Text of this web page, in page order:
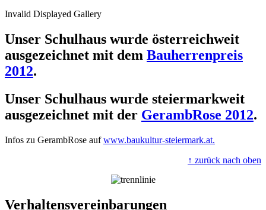
Invalid Displayed Gallery
Unser Schulhaus wurde österreichweit
ausgezeichnet mit dem Bauherrenpreis
2012.
Unser Schulhaus wurde steiermarkweit
ausgezeichnet mit der GerambRose 2012.
Infos zu GerambRose aufwww.baukultur-steiermark.at.
↑ zurück nach oben
Verhaltensvereinbarungen